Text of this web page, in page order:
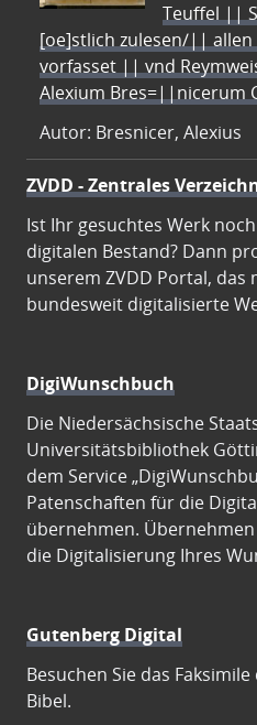
Teuffel ||
[oe]stlich zulesen/|| allen
vorfasset || vnd
Alexium Bres=||nicerum
Autor: Bresnicer, Alexius
ZVDD - Zentrales
Ist Ihr gesuchtes Werk
digitalen Bestand? Dann
unserem ZVDD Portal, das
bundesweit digitalisierte
DigiWunschbuch
Die Niedersächsische
Universitätsbibliothek
dem Service
Patenschaften für die
übernehmen.
die Digitalisierung Ihres
Gutenberg Digital
Besuchen Sie das
Bibel.